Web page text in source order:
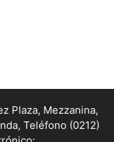
Plaza, Mezzanina,
Teléfono (0212)